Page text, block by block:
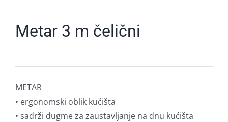
Metar 3 m čelični
METAR
• ergonomski oblik kućišta
• sadrži dugme za zaustavljanje na dnu kućišta